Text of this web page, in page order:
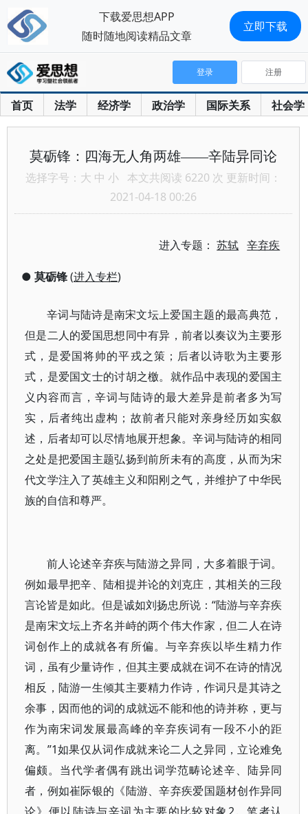
首页 法学 经济学 政治学 国际关系 社会学
登录 注册
莫砺锋：四海无人角两雄——辛陆异同论
选择字号： 大 中 小 本文共阅读 6220 次 更新时间：
2021-04-18 00:26
进入专题：苏轼 辛弃疾
● 莫砺锋(进入专栏)
辛词与陆诗是南宋文坛上爱国主题的最高典范，
但是二人的爱国思想同中有异，前者以奏议为主要形
式，是爱国将帅的平戎之策；后者以诗歌为主要形
式，是爱国文士的讨胡之檄。就作品中表现的爱国主
义内容而言，辛词与陆诗的最大差异是前者多为写
实，后者纯出虚构；故前者只能对亲身经历如实叙
述，后者却可以尽情地展开想象。辛词与陆诗的相同
之处是把爱国主题弘扬到前所未有的高度，从而为宋
代文学注入了英雄主义和阳刚之气，并维护了中华民
族的自信和尊严。
前人论述辛弃疾与陆游之异同，大多着眼于词。
例如最早把辛、陆相提并论的刘克庄，其相关的三段
言论皆是如此。但是诚如刘扬忠所说：“陆游与辛弃疾
是南宋文坛上齐名并峙的两个伟大作家，但二人在诗
词创作上的成就各有所偏。与辛弃疾以毕生精力作
词，虽有少量诗作，但其主要成就在词不在诗的情况
相反，陆游一生倾其主要精力作诗，作词只是其诗之
余事，因而他的词的成就远不能和他的诗并称，更与
作为南宋词发展最高峰的辛弃疾词有一段不小的距
离。”1如果仅从词作成就来论二人之异同，立论难免
偏颇。当代学者偶有跳出词学范畴论述辛、陆异同
者，例如崔际银的《陆游、辛弃疾爱国题材创作异同
下载爱思想APP
随时随地阅读精品文章
立即下载